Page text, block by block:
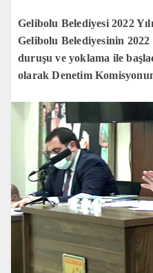
Gelibolu Belediyesi 2022
Gelibolu Belediyesinin 2022
duruşu ve yoklama ile
olarak Denetim